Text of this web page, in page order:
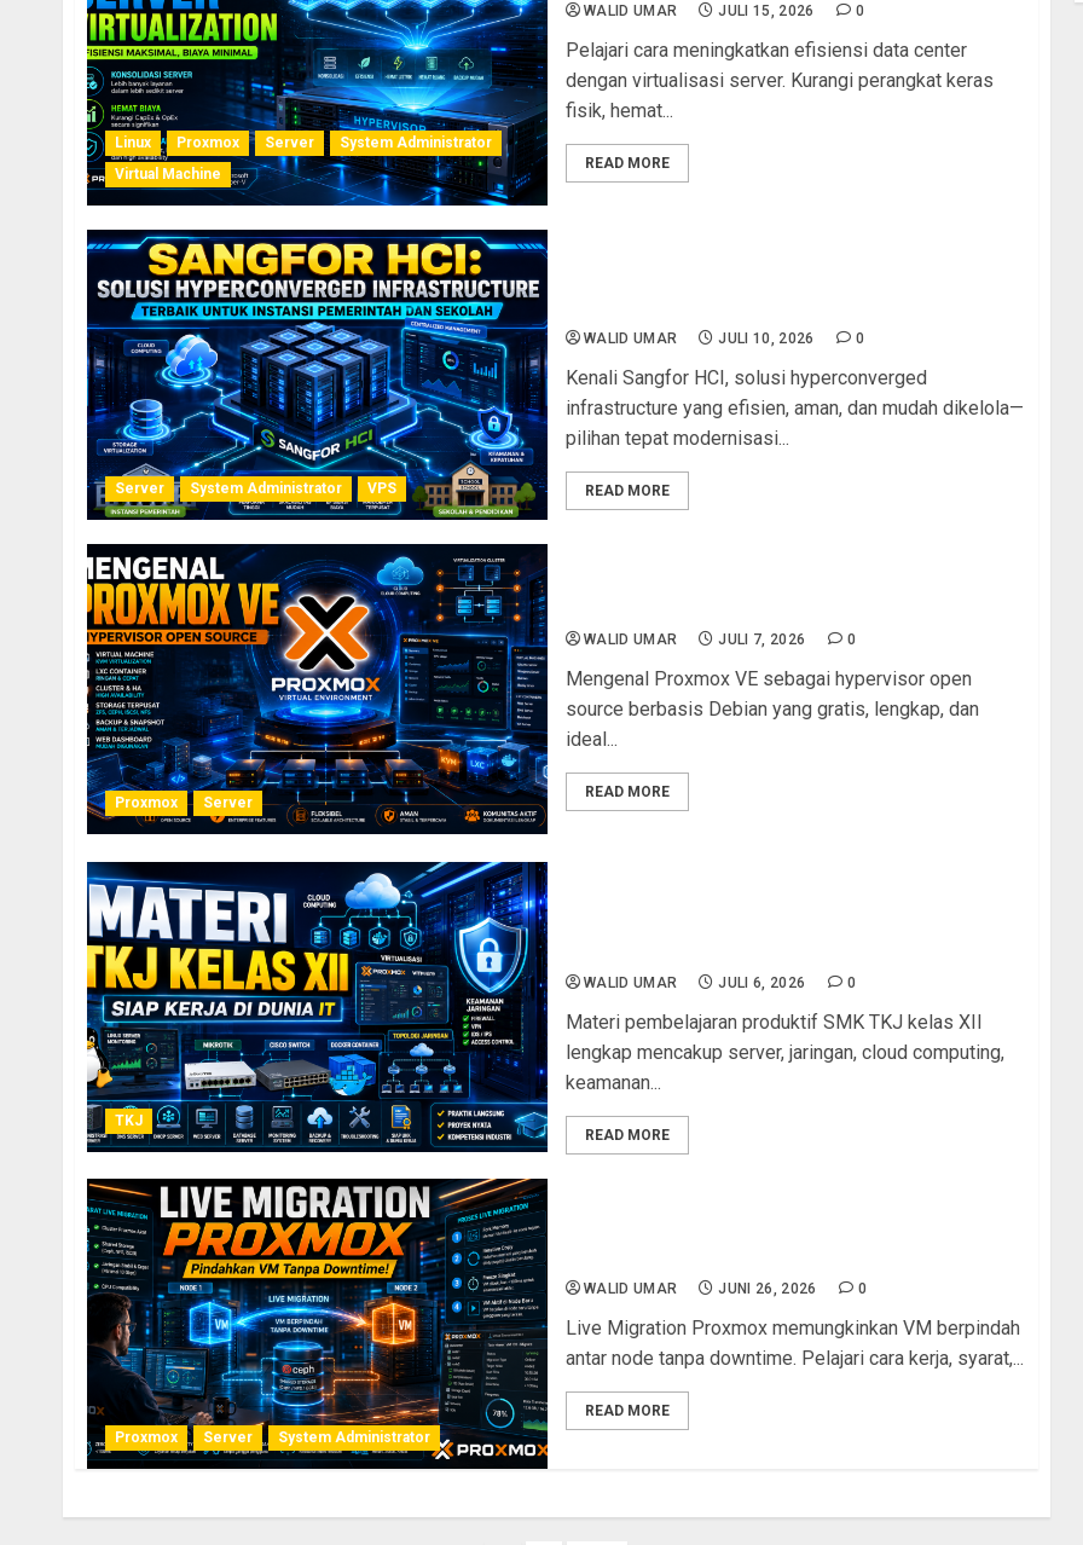
Linux Proxmox Server
System Administrator
Virtual Machine
WALID UMAR JULI 15, 2026 0
Pelajari cara meningkatkan efisiensi data center
dengan virtualisasi server. Kurangi perangkat keras
fisik, hemat...
READ MORE
Server System Administrator VPS
WALID UMAR JULI 10, 2026 0
Kenali Sangfor HCI, solusi hyperconverged
infrastructure yang efisien, aman, dan mudah dikelola—
pilihan tepat modernisasi...
READ MORE
Proxmox Server
WALID UMAR JULI 7, 2026 0
Mengenal Proxmox VE sebagai hypervisor open
source berbasis Debian yang gratis, lengkap, dan
ideal...
READ MORE
TKJ
WALID UMAR JULI 6, 2026 0
Materi pembelajaran produktif SMK TKJ kelas XII
lengkap mencakup server, jaringan, cloud computing,
keamanan...
READ MORE
Proxmox Server System Administrator
WALID UMAR JUNI 26, 2026 0
Live Migration Proxmox memungkinkan VM berpindah
antar node tanpa downtime. Pelajari cara kerja, syarat,...
READ MORE